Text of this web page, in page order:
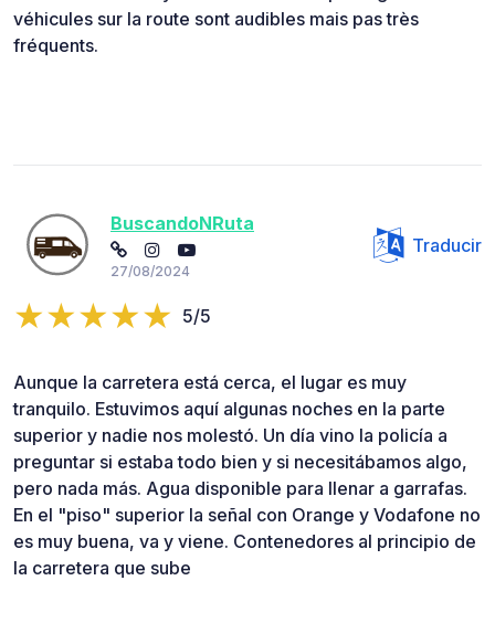
véhicules sur la route sont audibles mais pas très
fréquents.
BuscandoNRuta
27/08/2024
Traducir
5/5
Aunque la carretera está cerca, el lugar es muy
tranquilo. Estuvimos aquí algunas noches en la parte
superior y nadie nos molestó. Un día vino la policía a
preguntar si estaba todo bien y si necesitábamos algo,
pero nada más. Agua disponible para llenar a garrafas.
En el "piso" superior la señal con Orange y Vodafone no
es muy buena, va y viene. Contenedores al principio de
la carretera que sube